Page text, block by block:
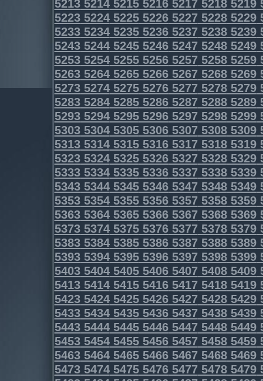
5213521452155216521752185219
5223522452255226522752285229
5233523452355236523752385239
5243524452455246524752485249
5253525452555256525752585259
5263526452655266526752685269
5273527452755276527752785279
5283528452855286528752885289
5293529452955296529752985299
5303530453055306530753085309
5313531453155316531753185319
5323532453255326532753285329
5333533453355336533753385339
5343534453455346534753485349
5353535453555356535753585359
5363536453655366536753685369
5373537453755376537753785379
5383538453855386538753885389
5393539453955396539753985399
5403540454055406540754085409
5413541454155416541754185419
5423542454255426542754285429
5433543454355436543754385439
5443544454455446544754485449
5453545454555456545754585459
5463546454655466546754685469
5473547454755476547754785479